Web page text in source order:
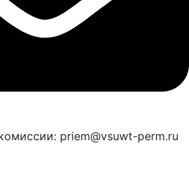
priem@vsuwt-perm.ru